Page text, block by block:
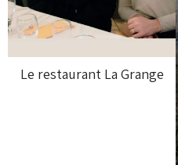
Le restaurant La Grange